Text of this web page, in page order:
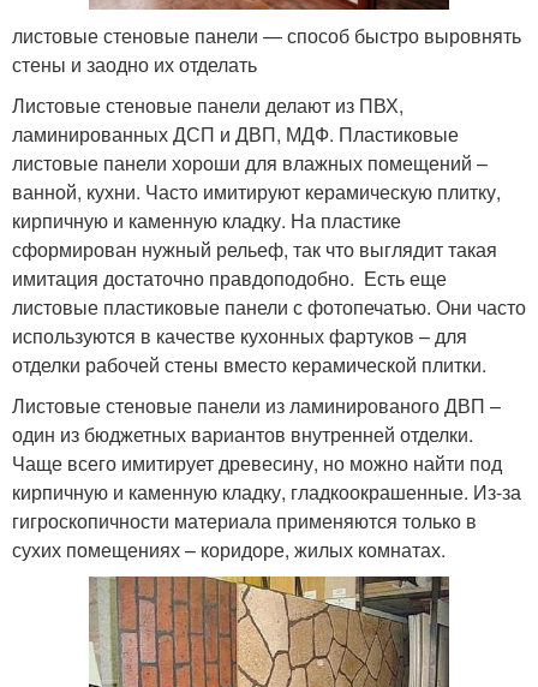
листовые стеновые панели — способ быстро выровнять
стены и заодно их отделать
Листовые стеновые панели делают из ПВХ,
ламинированных ДСП и ДВП, МДФ. Пластиковые
листовые панели хороши для влажных помещений –
ванной, кухни. Часто имитируют керамическую плитку,
кирпичную и каменную кладку. На пластике
сформирован нужный рельеф, так что выглядит такая
имитация достаточно правдоподобно. Есть еще
листовые пластиковые панели с фотопечатью. Они часто
используются в качестве кухонных фартуков – для
отделки рабочей стены вместо керамической плитки.
Листовые стеновые панели из ламинированого ДВП –
один из бюджетных вариантов внутренней отделки.
Чаще всего имитирует древесину, но можно найти под
кирпичную и каменную кладку, гладкоокрашенные. Из-за
гигроскопичности материала применяются только в
сухих помещениях – коридоре, жилых комнатах.